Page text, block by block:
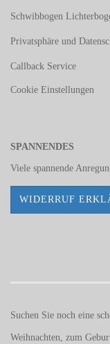
Schwibbogen
Privatsphäre und
Callback Service
Cookie Einstellungen
SPANNENDES
Viele spannende
WIDERRUF
Suchen Sie noch eine
Weihnachten, zum